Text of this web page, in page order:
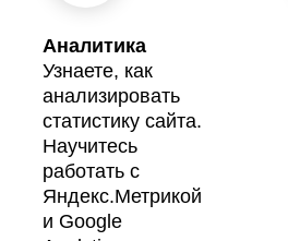
Аналитика
Узнаете, как
анализировать
статистику сайта.
Научитесь
работать с
Яндекс.Метрикой
и Google